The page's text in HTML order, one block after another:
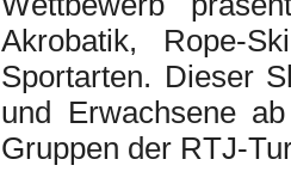
Akrobatik, Rope-
Sportarten. Dieser
und Erwachsene
Gruppen der RTJ-